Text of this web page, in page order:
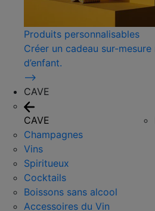
Produits personnalisables
Créer un cadeau sur-mesure
d’enfant.
⟶
CAVE
CAVE
Champagnes
Vins
Spiritueux
Cocktails
Boissons sans alcool
Accessoires du Vin